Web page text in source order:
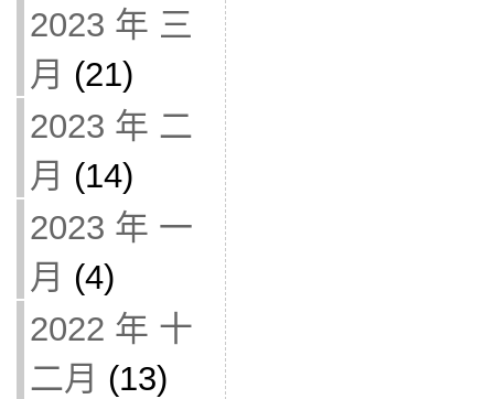
2023 年 三
月 (21)
2023 年 二
月 (14)
2023 年 一
月 (4)
2022 年 十
二月 (13)